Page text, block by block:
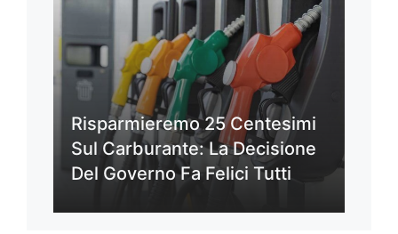
Risparmieremo 25 Centesimi
Sul Carburante: La Decisione
Del Governo Fa Felici Tutti